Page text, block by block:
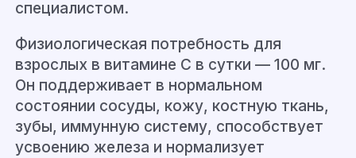
специалистом.
Физиологическая потребность для
взрослых в витамине С в сутки — 100 мг.
Он поддерживает в нормальном
состоянии сосуды, кожу, костную ткань,
зубы, иммунную систему, способствует
усвоению железа и нормализует